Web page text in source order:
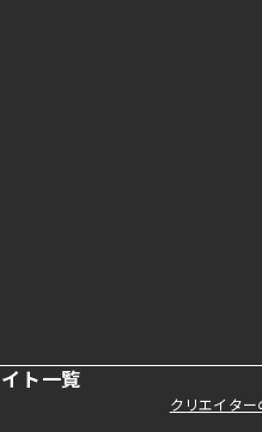
ト一覧
クリエイタ